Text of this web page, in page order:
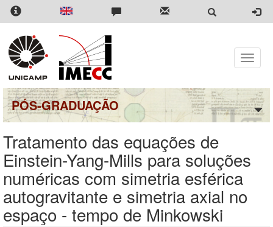
Pular
para
conteúdo
principal
Toggle
PÓS-GRADUAÇÃO
Tratamento das equações de
Einstein-Yang-Mills para soluções
numéricas com simetria esférica
autogravitante e simetria axial no
espaço - tempo de Minkowski